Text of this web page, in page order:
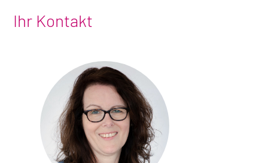
Ihr Kontakt
Foto
von
Christina
Hofmann